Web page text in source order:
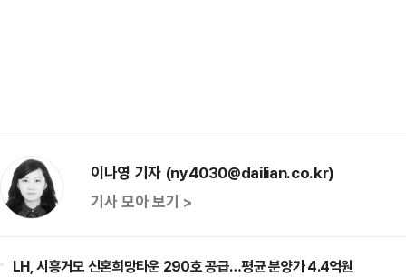
이나영 기자 (ny4030@dailian.co.kr)
기사 모아 보기 >
LH, 시흥거모 신혼희망타운 290호 공급…평균 분양가 4.4억원